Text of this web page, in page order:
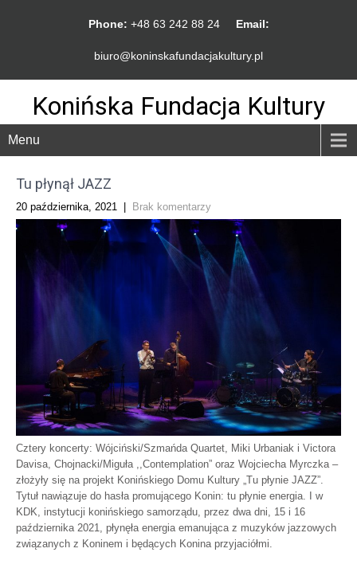
Phone: +48 63 242 88 24 Email:
biuro@koninskafundacjakultury.pl
Konińska Fundacja Kultury
Menu
Tu płynął JAZZ
20 października, 2021 Brak komentarzy
Cztery koncerty: Wójciński/Szmańda Quartet, Miki Urbaniak i Victora
Davisa, Chojnacki/Miguła ,,Contemplation” oraz Wojciecha Myrczka –
złożyły się na projekt Konińskiego Domu Kultury „Tu płynie JAZZ”.
Tytuł nawiązuje do hasła promującego Konin: tu płynie energia. I w
KDK, instytucji konińskiego samorządu, przez dwa dni, 15 i 16
października 2021, płynęła energia emanująca z muzyków jazzowych
związanych z Koninem i będących Konina przyjaciółmi.